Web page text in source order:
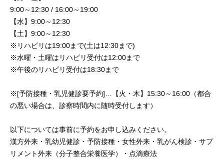
9:00～12:30 / 16:00～19:00
【水】9:00～12:30
【土】9:00～12:30
※リハビリは19:00まで(土は12:30まで)
※水曜・土曜はリハビリ受付は12:00まで
※午後のリハビリ受付は18:30まで
※[予防接種・乳児健診要予約]…【火・木】15:30～16:00（都合
の悪い場合は、診察時間内に随時受付します）
以下については事前に予約をお申し込みください。
漢方外来・乳幼児健診・予防接種・女性外来・乳がん検診・サプ
リメント外来（分子整合栄養医学）・点滴療法